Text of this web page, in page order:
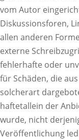
vom Autor
Diskussionsforen,
allen anderen
externe
fehlerhafte oder
für Schäden, die
solcherart
haftetallein der
wurde, nicht
Veröffentlichung